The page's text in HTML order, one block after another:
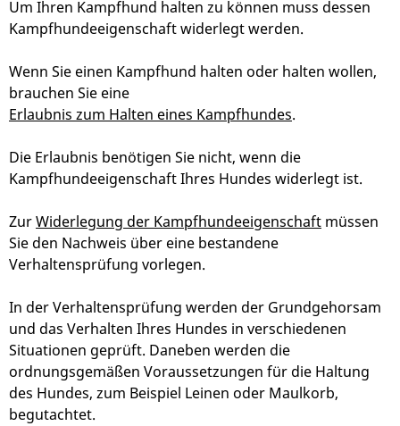
Um Ihren Kampfhund halten zu können muss dessen
Kampfhundeeigenschaft widerlegt werden.
Wenn Sie einen Kampfhund halten oder halten wollen,
brauchen Sie eine
Erlaubnis zum Halten eines Kampfhundes.
Die Erlaubnis benötigen Sie nicht, wenn die
Kampfhundeeigenschaft Ihres Hundes widerlegt ist.
ZurWiderlegung der Kampfhundeeigenschaft müssen
Sie den Nachweis über eine bestandene
Verhaltensprüfung vorlegen.
In der Verhaltensprüfung werden der Grundgehorsam
und das Verhalten Ihres Hundes in verschiedenen
Situationen geprüft. Daneben werden die
ordnungsgemäßen Voraussetzungen für die Haltung
des Hundes, zum Beispiel Leinen oder Maulkorb,
begutachtet.